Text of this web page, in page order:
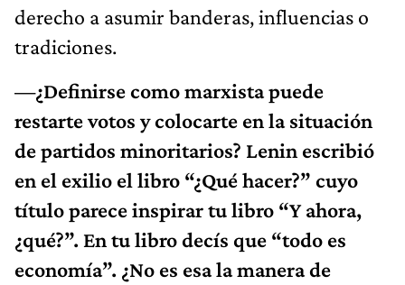
derecho a asumir banderas, influencias o
tradiciones.
—¿Definirse como marxista puede
restarte votos y colocarte en la situación
de partidos minoritarios? Lenin escribió
en el exilio el libro “¿Qué hacer?” cuyo
título parece inspirar tu libro “Y ahora,
¿qué?”. En tu libro decís que “todo es
economía”. ¿No es esa la manera de